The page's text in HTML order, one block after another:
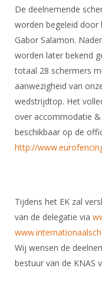
De deelnemende
worden begeleid door
Gabor Salamon.
worden later bekend
totaal 28 schermers
aanwezigheid van
wedstrijdtop. Het
over accommodatie
beschikbaar op de
http://
Tijdens het EK zal
van de delegatie via
Wij wensen de
bestuur van de KNAS